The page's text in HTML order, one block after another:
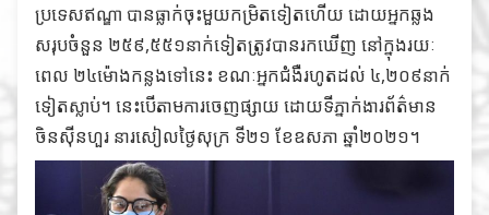
ប្រទេសឥណ្ឌា បានធ្លាក់ចុះមួយកម្រិតទៀតហើយ ដោយអ្នកឆ្លង
សរុបចំនួន ២៥៩,៥៥១នាក់ទៀតត្រូវបានរកឃើញ នៅក្នុងរយៈ
ពេល ២៤ម៉ោងកន្លងទៅនេះ ខណៈអ្នកជំងឺរហូតដល់ ៤,២០៩នាក់
ទៀតស្លាប់។ នេះបើតាមការចេញផ្សាយ ដោយទីភ្នាក់ងារព័ត៌មាន
ចិនស៊ីនហួរ នារសៀលថ្ងៃសុក្រ ទី២១ ខែឧសភា ឆ្នាំ២០២១។